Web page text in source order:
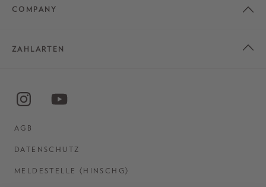
COMPANY
ZAHLARTEN
AGB
DATENSCHUTZ
MELDESTELLE (HINSCHG)